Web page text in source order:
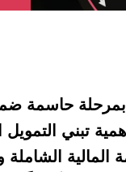
حاسمة ضمن
تبني